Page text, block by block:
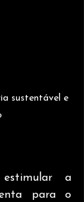
sustentável e
a
para o